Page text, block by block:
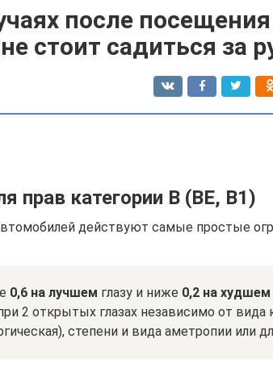
после посещения
стоит садиться за
прав категории В (ВЕ, В1)
действуют самые простые
0,6 на лучшем глазу и ниже 0,2 на худшем
2 открытых глазах независимо от вида
степени и вида аметропии или